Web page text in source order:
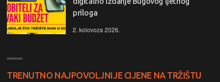
priloga
2. kolovoza 2026.
TRENUTNO NAJPOVOLJNIJE CIJENE NA TRŽIŠTU